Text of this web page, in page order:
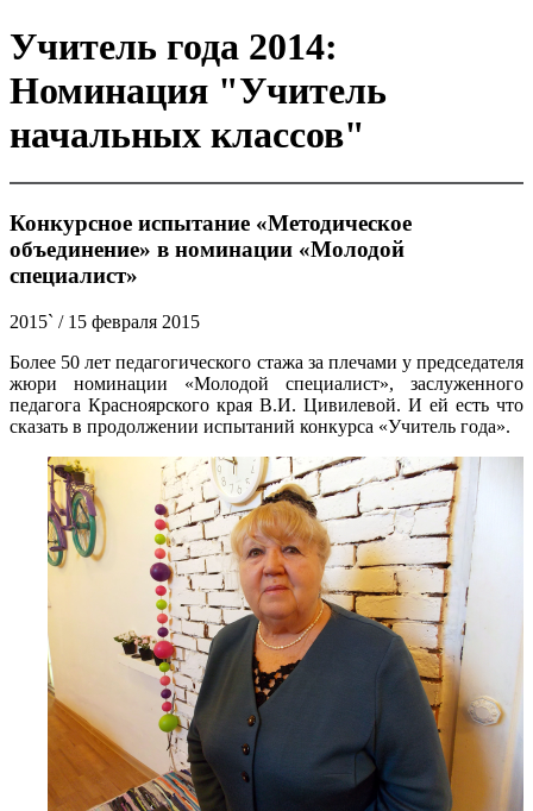
Учитель года 2014:
Номинация "Учитель
начальных классов"
Конкурсное испытание «Методическое
объединение» в номинации «Молодой
специалист»
2015` / 15 февраля 2015
Более 50 лет педагогического стажа за плечами у председателя
жюри номинации «Молодой специалист», заслуженного
педагога Красноярского края В.И. Цивилевой. И ей есть что
сказать в продолжении испытаний конкурса «Учитель года».